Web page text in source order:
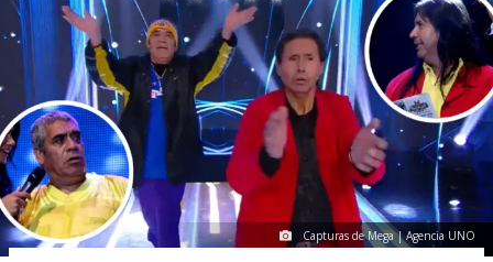
Capturas de Mega | Agencia UNO